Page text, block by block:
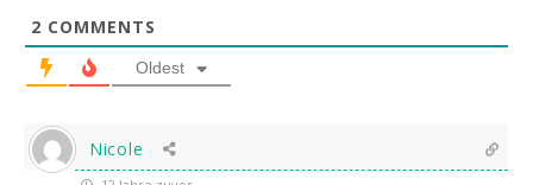
2 COMMENTS
Oldest
Nicole